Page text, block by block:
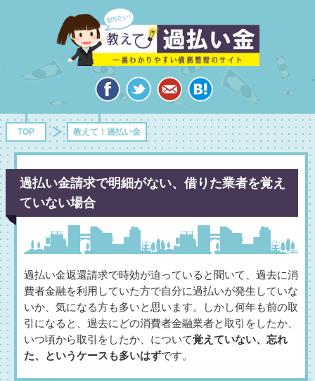
TOP 教えて！過払い金
過払い金請求で明細がない、借りた業者を覚え
ていない場合
過払い金返還請求で時効が迫っていると聞いて、過去に消
費者金融を利用していた方で自分に過払いが発生していな
いか、気になる方も多いと思います。しかし何年も前の取
引になると、過去にどの消費者金融業者と取引をしたか、
いつ頃から取引をしたか、について覚えていない、忘れ
た、というケースも多いはずです。